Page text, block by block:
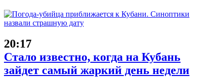
20:17
Стало известно, когда на Кубань
зайдет самый жаркий день недели